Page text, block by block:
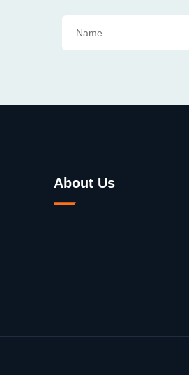
About Us